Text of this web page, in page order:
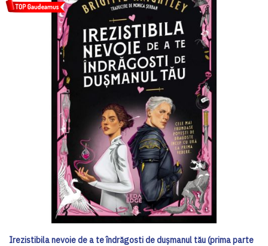
Irezistibila nevoie de a te îndrăgosti de dușmanul tău (prima parte